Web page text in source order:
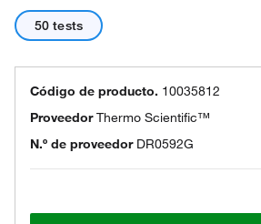
50 tests
Código de producto. 10035812
ProveedorThermo Scientific™
N.º de proveedor DR0592G